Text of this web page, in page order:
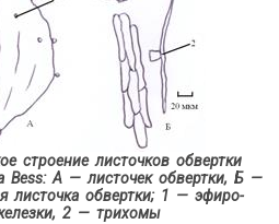
строение листочков обвертки
Bess:А — листочек обвертки, Б —
листочка обвертки; 1 — эфиро-
2 — трихомы